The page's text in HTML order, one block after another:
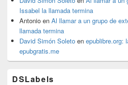
Issabel la llamada termina
Antonio en Al llamar a un grupo de
llamada termina
David Simón Soleto en epublibre.org:
epubgratis.me
DSLabels